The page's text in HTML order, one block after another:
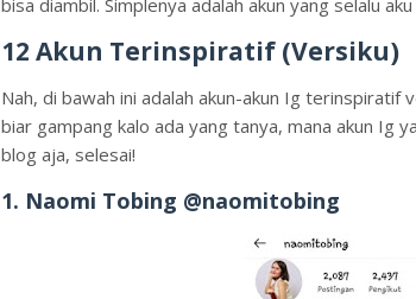
bisa diambil. Simplenya adalah akun yang selalu
12 Akun Terinspiratif (Versiku)
Nah, di bawah ini adalah akun-akun Ig terinspiratif
biar gampang kalo ada yang tanya, mana akun Ig
blog aja, selesai!
1. Naomi Tobing @naomitobing